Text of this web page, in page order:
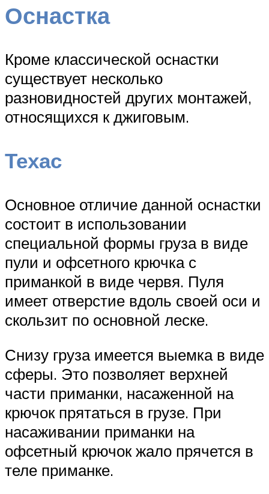
Оснастка
Кроме классической оснастки
существует несколько
разновидностей других монтажей,
относящихся к джиговым.
Техас
Основное отличие данной оснастки
состоит в использовании
специальной формы груза в виде
пули и офсетного крючка с
приманкой в виде червя. Пуля
имеет отверстие вдоль своей оси и
скользит по основной леске.
Снизу груза имеется выемка в виде
сферы. Это позволяет верхней
части приманки, насаженной на
крючок прятаться в грузе. При
насаживании приманки на
офсетный крючок жало прячется в
теле приманке.